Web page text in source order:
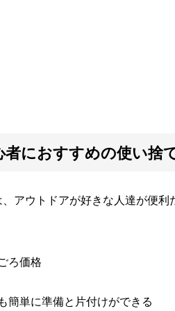
者におすすめの使い捨
アウトドアが好きな人達が便
ろ価格
簡単に準備と片付けができる